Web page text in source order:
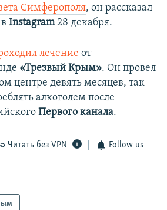
Симферополя, он рассказал
Instagram28 декабря.
лечение от
«Трезвый Крым». Он провел
центре девять месяцев, так
алкоголем после
Первого канала.
Читать без VPN Follow us